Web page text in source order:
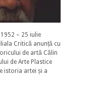
1952 – 25 iulie
Critică anunță cu
de artă Călin
de Arte Plastice
istoria artei și a